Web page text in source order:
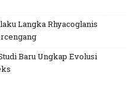
Langka Rhyacoglanis
Baru Ungkap Evolusi